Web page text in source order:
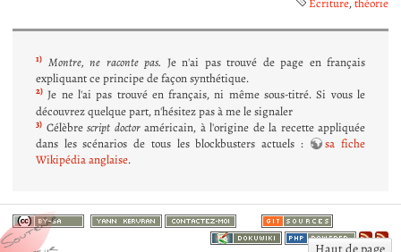
Haut de page
Écriture,théorie
1) Montre, ne raconte pas. Je n'ai pas trouvé de page en français
expliquant ce principe de façon synthétique.
2) Je ne l'ai pas trouvé en français, ni même sous-titré. Si vous le
découvrez quelque part, n'hésitez pas à me le signaler
3) Célèbre script doctoraméricain, à l'origine de la recette appliquée
dans les scénarios de tous les blockbusters actuels :
sa fiche
Wikipédia anglaise.